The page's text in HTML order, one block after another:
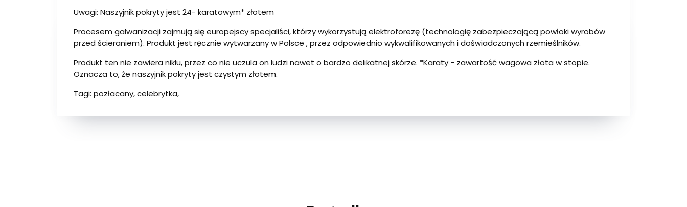
Uwagi: Naszyjnik pokryty jest 24- karatowym* złotem
Procesem galwanizacji zajmują się europejscy specjaliści, którzy wykorzystują elektroforezę (technologię zabezpieczającą powłoki wyrobów
przed ścieraniem). Produkt jest ręcznie wytwarzany w Polsce , przez odpowiednio wykwalifikowanych i doświadczonych rzemieślników.
Produkt ten nie zawiera niklu, przez co nie uczula on ludzi nawet o bardzo delikatnej skórze. *Karaty - zawartość wagowa złota w stopie.
Oznacza to, że naszyjnik pokryty jest czystym złotem.
Tagi: pozłacany, celebrytka,